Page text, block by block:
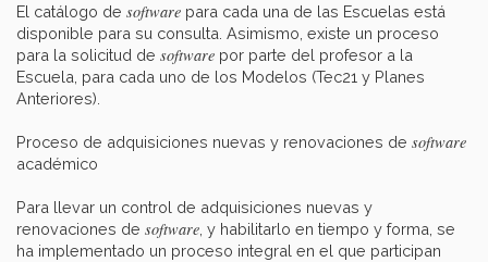
El catálogo de software para cada una de las Escuelas está
disponible para su consulta. Asimismo, existe un proceso
para la solicitud de software por parte del profesor a la
Escuela, para cada uno de los Modelos (Tec21 y Planes
Anteriores).
Proceso de adquisiciones nuevas y renovaciones de software
académico
Para llevar un control de adquisiciones nuevas y
renovaciones de software , y habilitarlo en tiempo y forma, se
ha implementado un proceso integral en el que participan